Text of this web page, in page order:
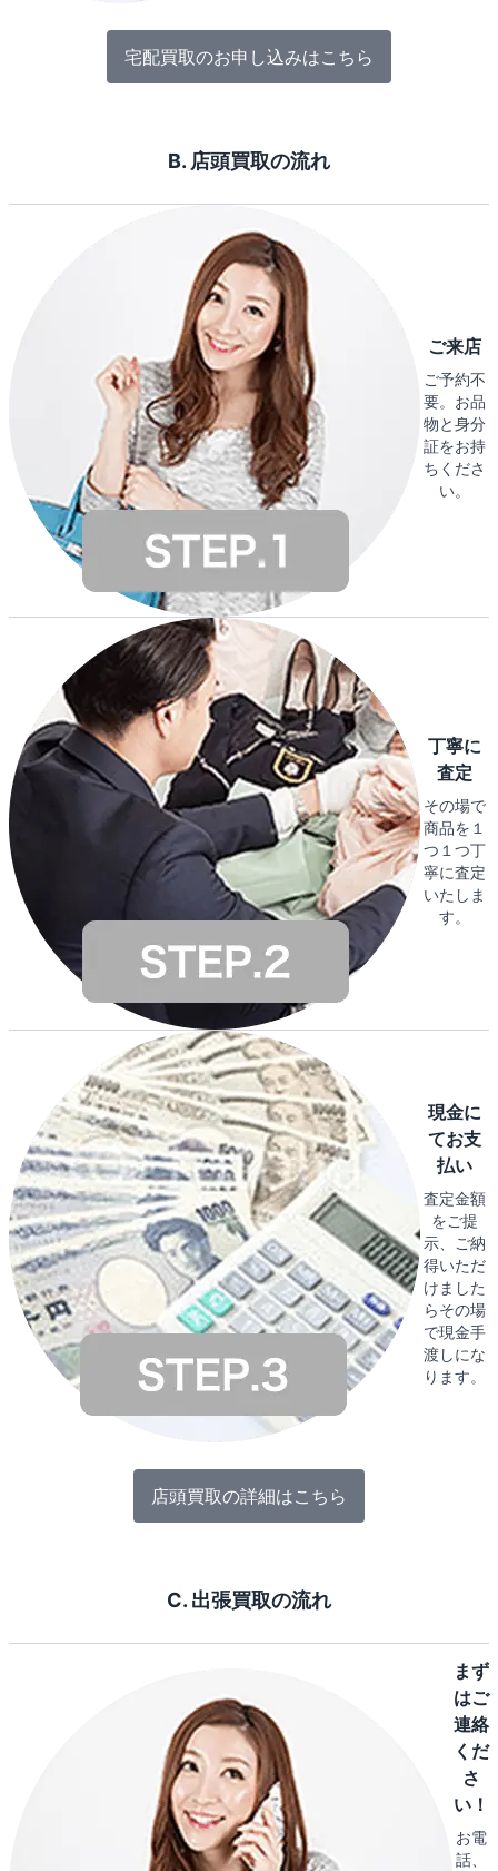
宅配買取のお申し込みはこちら
B. 店頭買取の流れ
ご来店
ご予約不
要。お品
物と身分
証をお持
ちくださ
い。
丁寧に
査定
その場で
商品を１
つ１つ丁
寧に査定
いたしま
す。
現金に
てお支
払い
査定金額
をご提
示、ご納
得いただ
けました
らその場
で現金手
渡しにな
ります。
店頭買取の詳細はこちら
C. 出張買取の流れ
まず
はご
連絡
くだ
さ
い！
お電
話、